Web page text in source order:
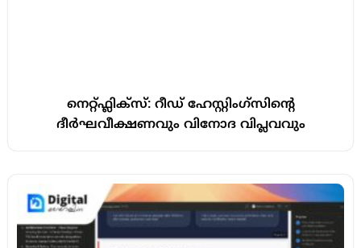
നെറ്റ്ഫ്ലിക്സ്: റീഡ് ഹേസ്റ്റിംഗ്സിന്റെ
ദീർഘവീക്ഷണവും വിനോദ വിപ്ലവവും